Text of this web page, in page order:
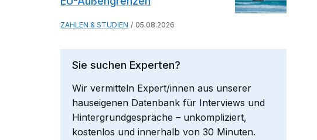
ZAHLEN & STUDIEN 05.08.2026
Sie suchen Experten?
Wir vermitteln Expert/innen aus unserer
hauseigenen Datenbank für Interviews und
Hintergrundgespräche – unkompliziert,
kostenlos und innerhalb von 30 Minuten.